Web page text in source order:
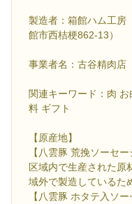
製造者：箱館ハム工
館市西桔梗862-13）
事業者名：古谷精肉店
関連キーワード：肉
料 ギフト
【原産地】
【八雲豚 荒挽ソーセー
区域内で生産された原
域外で製造しているた
【八雲豚 ホタテ入ソー